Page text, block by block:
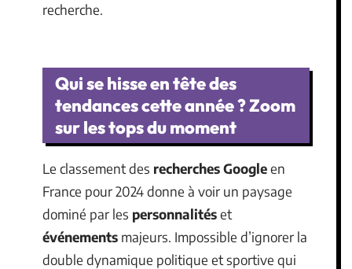
recherche.
Qui se hisse en tête des
tendances cette année ? Zoom
sur les tops du moment
Le classement des recherches Googleen
France pour 2024 donne à voir un paysage
dominé par les personnalitéset
événements majeurs. Impossible d’ignorer la
double dynamique politique et sportive qui